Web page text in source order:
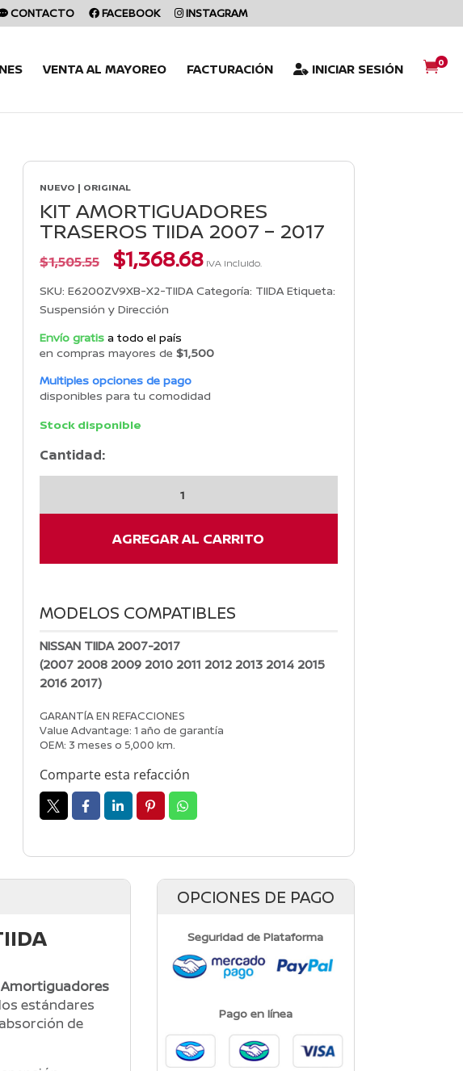
CONTACTO FACEBOOK INSTAGRAM
VENTA AL MAYOREO FACTURACIÓN INICIAR SESIÓN 0
NUEVO | ORIGINAL
KIT AMORTIGUADORES
TRASEROS TIIDA 2007 – 2017
$1,505.55 El
precio
original
era:
$1,505.55.
$1,368.68El
precio
actual
IVA incluido.
SKU: E6200ZV9XB-X2-TIIDA Categoría: TIIDA Etiqueta:
Suspensión y Dirección
Envío gratis a todo el país
en compras mayores de $1,500
Multiples opciones de pago
disponibles para tu comodidad
Stock disponible
Cantidad:
cantidad
AGREGAR AL CARRITO
MODELOS COMPATIBLES
NISSAN TIIDA 2007-2017
(2007 2008 2009 2010 2011 2012 2013 2014 2015
2016 2017)
GARANTÍA EN REFACCIONES
Value Advantage: 1 año de garantía
OEM: 3 meses o 5,000 km.
Comparte esta refacción
Amortiguadores
estándares
de
OPCIONES DE PAGO
Seguridad de Plataforma
Pago en línea